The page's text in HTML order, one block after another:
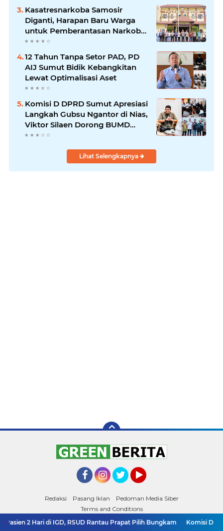
Kasatresnarkoba Samosir
Diganti, Harapan Baru Warga
untuk Pemberantasan Narkoba
Menguat
12 Tahun Tanpa Setor PAD, PD
AIJ Sumut Bidik Kebangkitan
Lewat Optimalisasi Aset
Komisi D DPRD Sumut Apresiasi
Langkah Gubsu Ngantor di Nias,
Viktor Silaen Dorong BUMD
Kelola Rumput Laut
Lihat Selengkapnya
Redaksi Pasang Iklan
Pedoman Media Siber
Terms and Conditions
IGD, RSUD Rantau Prapat Pilih Bungkam
Komisi D DPRD Sumut
Copyright © 2026 Green Berita